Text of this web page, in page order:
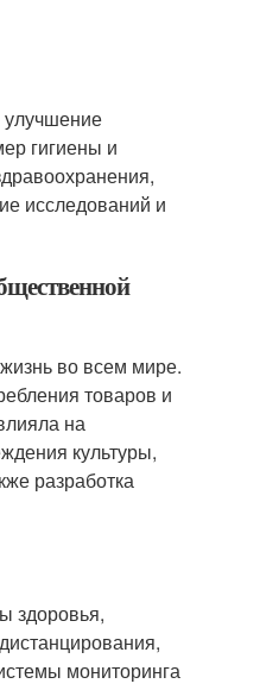
гигиены и
исследований и
во всем мире.
товаров и
на
культуры,
разработка
здоровья,
мониторинга